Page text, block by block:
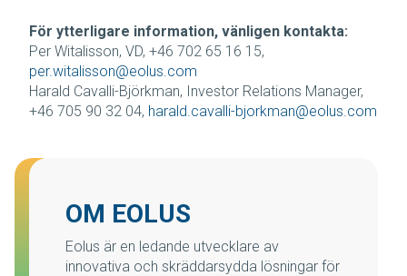
För ytterligare information, vänligen kontakta:
Per Witalisson, VD, +46 702 65 16 15,
per.witalisson@eolus.com
Harald Cavalli-Björkman, Investor Relations Manager,
+46 705 90 32 04, harald.cavalli-bjorkman@eolus.com
OM EOLUS
Eolus är en ledande utvecklare av
innovativa och skräddarsydda lösningar för